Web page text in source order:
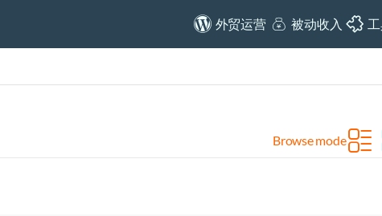
外贸运营 被动收入
Browse mode